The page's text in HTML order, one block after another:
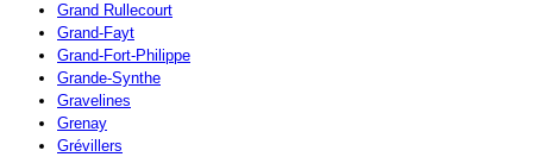
Grand Rullecourt
Grand-Fayt
Grand-Fort-Philippe
Grande-Synthe
Gravelines
Grenay
Grévillers